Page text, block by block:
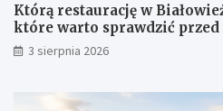
Którą restaurację w
które warto sprawdzić przed
3 sierpnia 2026